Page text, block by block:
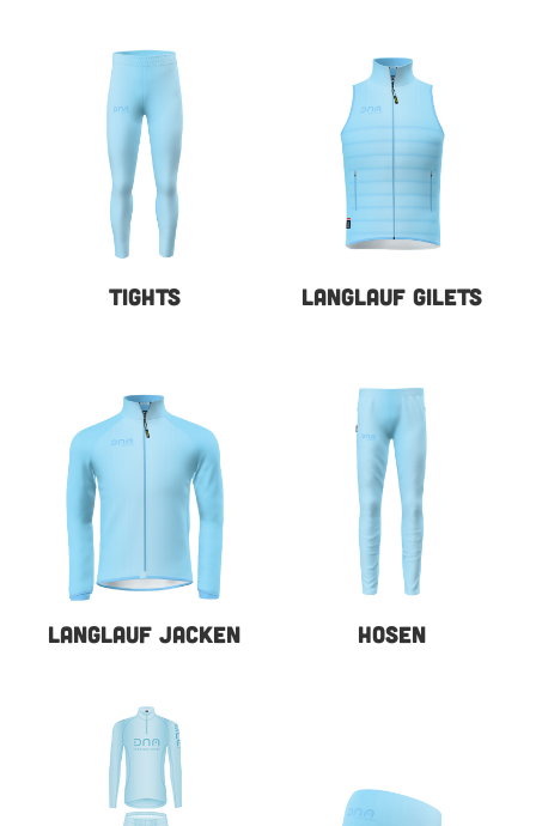
TIGHTS LANGLAUF GILETS
LANGLAUF JACKEN HOSEN